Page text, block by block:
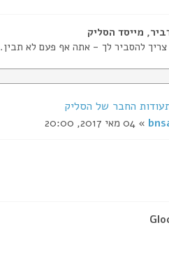
להסביר לך - אתה אף פעם לא תבין.
» 04 מאי 2017, 20:00